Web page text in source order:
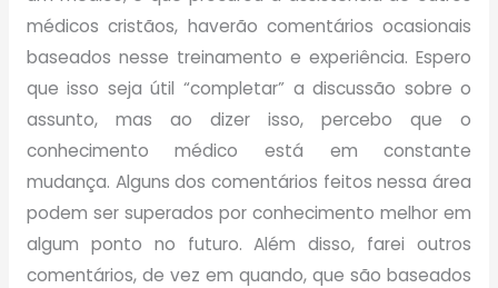
médicos cristãos, haverão comentários ocasionais
baseados nesse treinamento e experiência. Espero
que isso seja útil “completar” a discussão sobre o
assunto, mas ao dizer isso, percebo que o
conhecimento médico está em constante
mudança. Alguns dos comentários feitos nessa área
podem ser superados por conhecimento melhor em
algum ponto no futuro. Além disso, farei outros
comentários, de vez em quando, que são baseados